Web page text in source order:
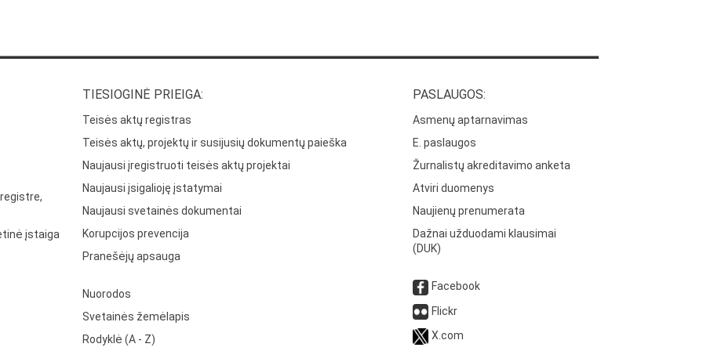
įstaiga
TIESIOGINĖ PRIEIGA:
Teisės aktų registras
Teisės aktų, projektų ir susijusių dokumentų paieška
Naujausi įregistruoti teisės aktų projektai
Naujausi įsigalioję įstatymai
Naujausi svetainės dokumentai
Korupcijos prevencija
Pranešėjų apsauga
Nuorodos
Svetainės žemėlapis
Rodyklė (A - Z)
PASLAUGOS:
Asmenų aptarnavimas
E. paslaugos
Žurnalistų akreditavimo anketa
Atviri duomenys
Naujienų prenumerata
Dažnai užduodami klausimai
(DUK)
Facebook
Flickr
X.com